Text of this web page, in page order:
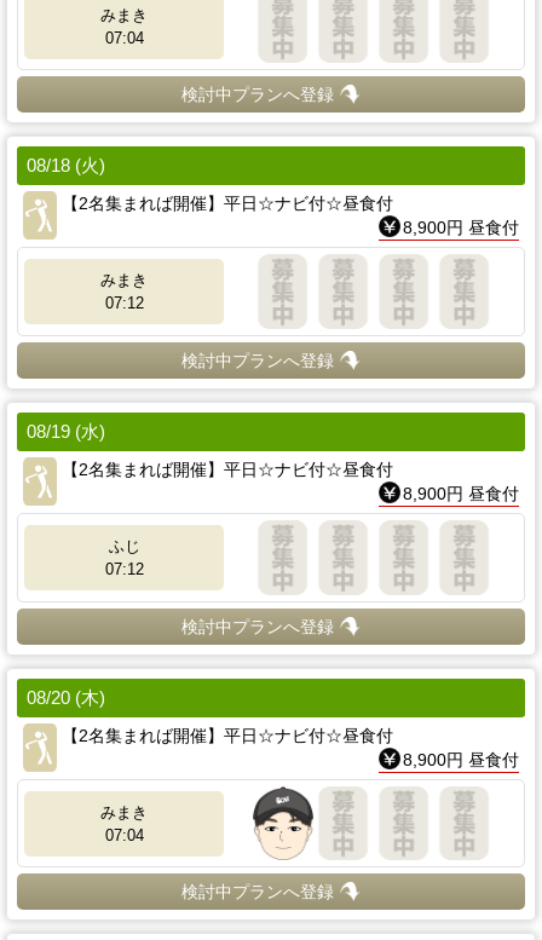
みまき
07:04
検討中プランへ登録
08/18 (火)
【2名集まれば開催】平日☆ナビ付☆昼食付
8,900円 昼食付
みまき
07:12
検討中プランへ登録
08/19 (水)
【2名集まれば開催】平日☆ナビ付☆昼食付
8,900円 昼食付
ふじ
07:12
検討中プランへ登録
08/20 (木)
【2名集まれば開催】平日☆ナビ付☆昼食付
8,900円 昼食付
みまき
07:04
検討中プランへ登録